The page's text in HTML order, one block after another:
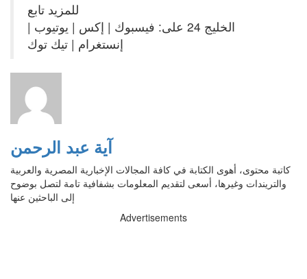
للمزيد تابع
الخليج 24 على: فيسبوك | إكس | يوتيوب |
إنستغرام | تيك توك
آية عبد الرحمن
كاتبة محتوى، أهوى الكتابة في كافة المجالات الإخبارية المصرية والعربية
والتريندات وغيرها، أسعى لتقديم المعلومات بشفافية تامة لتصل بوضوح
إلى الباحثين عنها
Advertisements